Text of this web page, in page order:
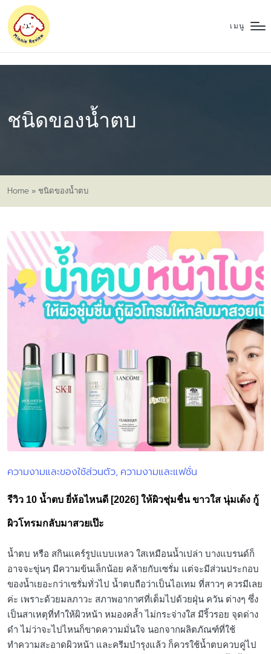
เมนู
ชนิดของน้ำตบ
Home » ชนิดของน้ำตบ
Posted
ความงามและของใช้ส่วนตัว ความงามและแฟชั่น
รีวิว 10 น้ำตบ ยี่ห้อไหนดี [2026] ให้ผิวชุ่มชื่น ขาวใส นุ่มเด้ง กู้
ผิวโทรมกลับมาสวยเป๊ะ
น้ำตบ หรือ สกินแคร์รูปแบบเหลว ใสเหมือนน้ำเปล่า บางแบรนด์ก็
อาจจะขุ่นๆ มีความข้นเล็กน้อย คล้ายกับเซรั่ม แต่จะมีส่วนประกอบ
ของน้ำเยอะกว่าเซรั่มทั่วไป น้ำตบถือว่าเป็นไอเทม ที่สาวๆ ควรมีเลย
ค่ะ เพราะด้วยมลภาวะ สภาพอากาศที่เต็มไปด้วยฝุ่น ควัน ต่างๆ ซึ่ง
เป็นสาเหตุที่ทำให้ผิวหน้า หมองคล้ำ ไม่กระจ่างใส มีริ้วรอย จุดด่าง
ดำ ไม่ว่าจะไปไหนก็ขาดความมั่นใจ นอกจากผลิตภัณฑ์ที่ใช้
ทำความสะอาดผิวหน้า และครีมบำรุงแล้ว ก็ควรใช้น้ำตบควบคู่ไป